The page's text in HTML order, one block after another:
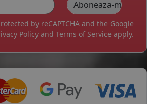
by reCAPTCHA and the Google
Policy and Terms of Service apply.